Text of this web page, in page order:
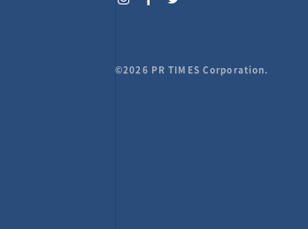
©2026 PR TIMES Corporation.